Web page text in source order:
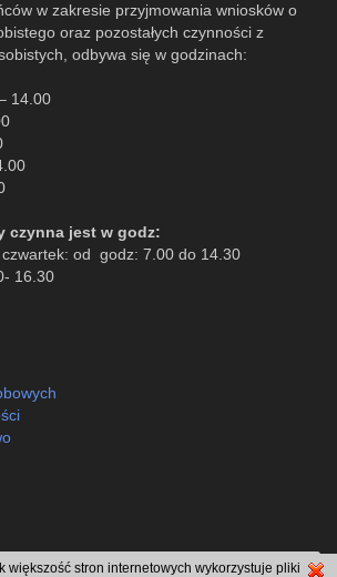
w zakresie przyjmowania wniosków o
oraz pozostałych czynności z
odbywa się w godzinach:
14.00
czynna jest w godz:
czwartek: od godz: 7.00 do 14.30
16.30
bezpieczeństwa i polityka cookies|Redakcja|
większość stron internetowych wykorzystuje pliki